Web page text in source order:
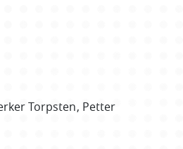
Torpsten Petter